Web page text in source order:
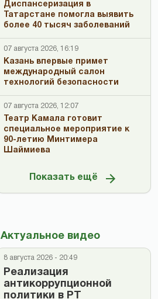
Диспансеризация в
Татарстане помогла выявить
более 40 тысяч заболеваний
07 августа 2026, 16:19
Казань впервые примет
международный салон
технологий безопасности
07 августа 2026, 12:07
Театр Камала готовит
специальное мероприятие к
90-летию Минтимера
Шаймиева
Показать ещё
Актуальное видео
8 августа 2026 - 20:49
Реализация
антикоррупционной
политики в РТ